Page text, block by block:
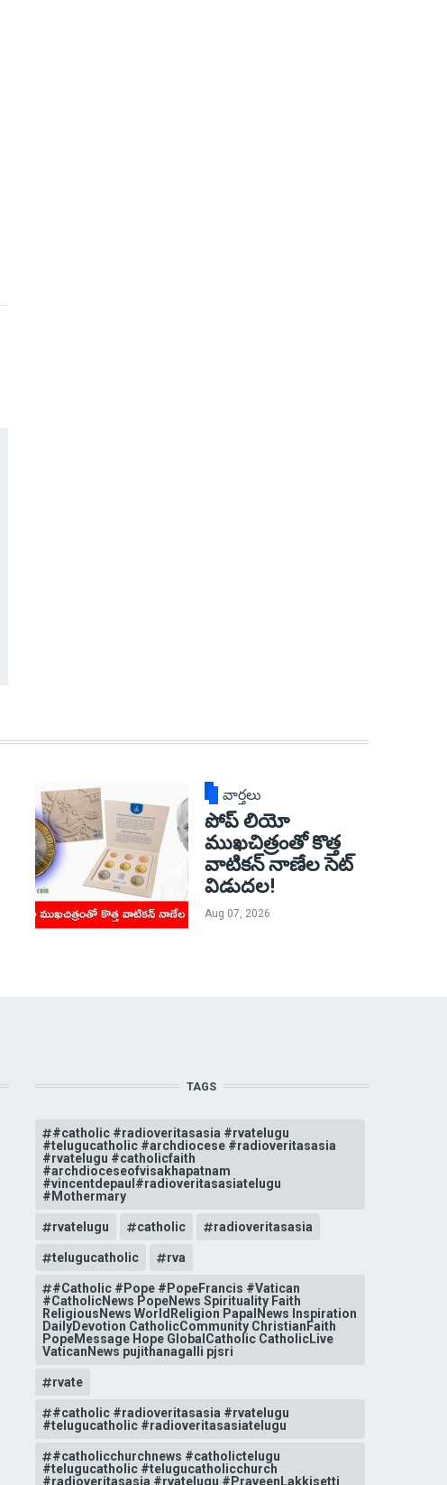
వార్తలు
పోప్ లియో
ముఖచిత్రంతో కొత్త
వాటికన్ నాణేల సెట్
విడుదల!
Aug 07, 2026
TAGS
#catholic #radioveritasasia #rvatelugu
#telugucatholic #archdiocese #radioveritasasia
#rvatelugu #catholicfaith
#archdioceseofvisakhapatnam
#vincentdepaul#radioveritasasiatelugu
#Mothermary
rvatelugu catholic radioveritasasia
telugucatholic rva
#Catholic #Pope #PopeFrancis #Vatican
#CatholicNews PopeNews Spirituality Faith
ReligiousNews WorldReligion PapalNews Inspiration
DailyDevotion CatholicCommunity ChristianFaith
PopeMessage Hope GlobalCatholic CatholicLive
VaticanNews pujithanagalli pjsri
rvate
#catholic #radioveritasasia #rvatelugu
#telugucatholic #radioveritasasiatelugu
#catholicchurchnews #catholictelugu
#telugucatholic #telugucatholicchurch
#radioveritasasia #rvatelugu #PraveenLakkisetti